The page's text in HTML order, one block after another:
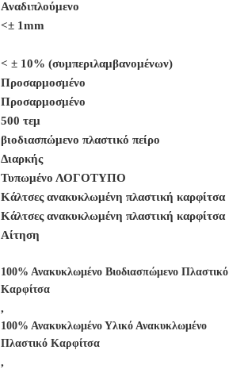
Αναδιπλούμενο
<± 1mm
< ± 10% (συμπεριλαμβανομένων)
Προσαρμοσμένο
Προσαρμοσμένο
500 τεμ
βιοδιασπώμενο πλαστικό πείρο
Διαρκής
Τυπωμένο ΛΟΓΟΤΥΠΟ
Κάλτσες ανακυκλωμένη πλαστική καρφίτσα
Κάλτσες ανακυκλωμένη πλαστική καρφίτσα
Αίτηση
100% Ανακυκλωμένο Βιοδιασπώμενο Πλαστικό
Καρφίτσα
,
100% Ανακυκλωμένο Υλικό Ανακυκλωμένο
Πλαστικό Καρφίτσα
,